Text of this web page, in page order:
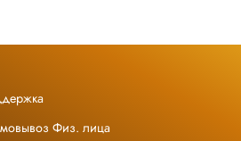
Физ. лица